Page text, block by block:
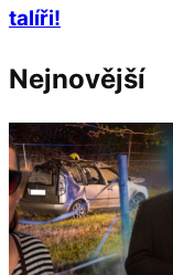
talíři!
Nejnovější